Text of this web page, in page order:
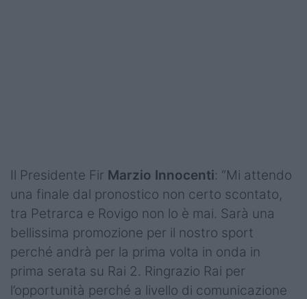
Il Presidente Fir Marzio Innocenti: “Mi attendo
una finale dal pronostico non certo scontato,
tra Petrarca e Rovigo non lo è mai. Sarà una
bellissima promozione per il nostro sport
perché andrà per la prima volta in onda in
prima serata su Rai 2. Ringrazio Rai per
l’opportunità perché a livello di comunicazione